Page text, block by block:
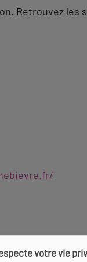
Retrouvez
votre vie